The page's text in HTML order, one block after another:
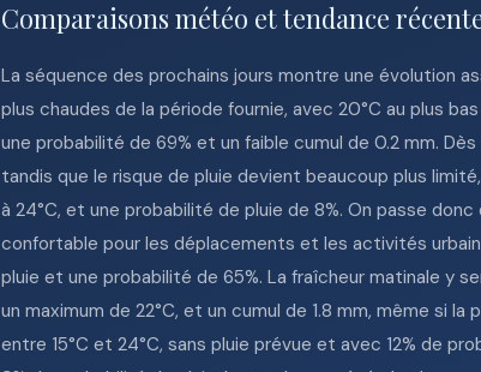
Comparaisons météo et tendance
La séquence des prochains jours montre une évolution
plus chaudes de la période fournie, avec 20°C au plus
une probabilité de 69% et un faible cumul de 0.2 mm.
tandis que le risque de pluie devient beaucoup plus
à 24°C, et une probabilité de pluie de 8%. On passe
confortable pour les déplacements et les activités
pluie et une probabilité de 65%. La fraîcheur matinale y
un maximum de 22°C, et un cumul de 1.8 mm, même si
entre 15°C et 24°C, sans pluie prévue et avec 12% de